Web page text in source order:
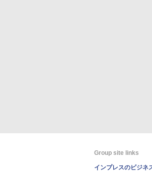
Group site links
インプレスのビジネ